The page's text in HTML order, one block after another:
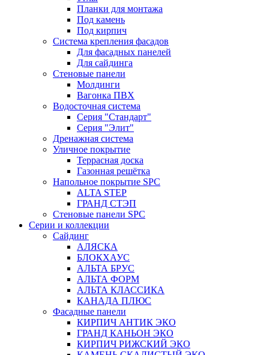
Планки для монтажа
Под камень
Под кирпич
Система крепления фасадов
Для фасадных панелей
Для сайдинга
Стеновые панели
Молдинги
Вагонка ПВХ
Водосточная система
Серия "Стандарт"
Серия "Элит"
Дренажная система
Уличное покрытие
Террасная доска
Газонная решётка
Напольное покрытие SPC
ALTA STEP
ГРАНД СТЭП
Стеновые панели SPC
Серии и коллекции
Сайдинг
АЛЯСКА
БЛОКХАУС
АЛЬТА БРУС
АЛЬТА ФОРМ
АЛЬТА КЛАССИКА
КАНАДА ПЛЮС
Фасадные панели
КИРПИЧ АНТИК ЭКО
ГРАНД КАНЬОН ЭКО
КИРПИЧ РИЖСКИЙ ЭКО